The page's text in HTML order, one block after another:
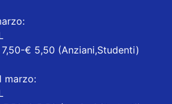
€ 5,50 (Anziani,Studenti)
marzo: